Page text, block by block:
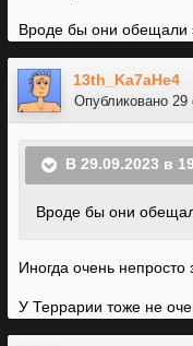
Вроде бы они обещали
13th_Ka7aHe4
Опубликовано 29
В 29.09.2023 в
Вроде бы они
Иногда очень непросто
У Террарии тоже не